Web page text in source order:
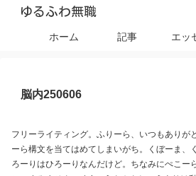
ゆるふわ無職
ホーム 記事 エッ
脳内250606
フリーライティング。ふりーら、いつもありが
ーら構文を当てはめてしまいがち。くぼーま、
ろーりはひろーりなんだけど。ちなみにぺこー